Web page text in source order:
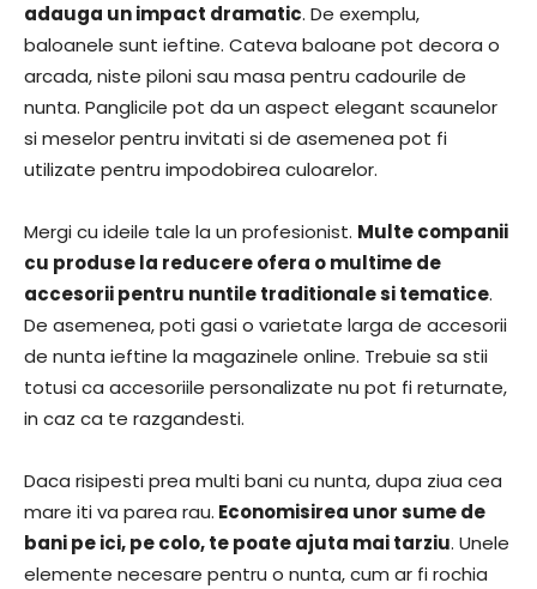
adauga un impact dramatic. De exemplu,
baloanele sunt ieftine. Cateva baloane pot decora o
arcada, niste piloni sau masa pentru cadourile de
nunta. Panglicile pot da un aspect elegant scaunelor
si meselor pentru invitati si de asemenea pot fi
utilizate pentru impodobirea culoarelor.
Mergi cu ideile tale la un profesionist. Multe companii
cu produse la reducere ofera o multime de
accesorii pentru nuntile traditionale si tematice.
De asemenea, poti gasi o varietate larga de accesorii
de nunta ieftine la magazinele online. Trebuie sa stii
totusi ca accesoriile personalizate nu pot fi returnate,
in caz ca te razgandesti.
Daca risipesti prea multi bani cu nunta, dupa ziua cea
mare iti va parea rau. Economisirea unor sume de
bani pe ici, pe colo, te poate ajuta mai tarziu. Unele
elemente necesare pentru o nunta, cum ar fi rochia